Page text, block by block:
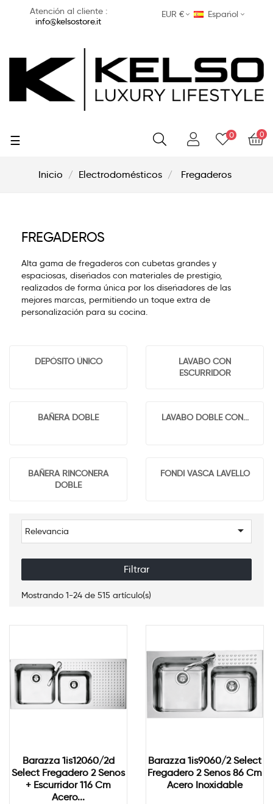
Atención al cliente :
info@kelsostore.it
EUR € Español
0
0
Navegación
☰
Inicio Electrodomésticos Fregaderos
FREGADEROS
Alta gama de fregaderos con cubetas grandes y
espaciosas, diseñados con materiales de prestigio,
realizados de forma única por los diseñadores de las
mejores marcas, permitiendo un toque extra de
personalización para su cocina.
DEPÓSITO ÚNICO
LAVABO CON
ESCURRIDOR
BAÑERA DOBLE LAVABO DOBLE CON...
BAÑERA RINCONERA
DOBLE
FONDI VASCA LAVELLO
Relevancia 
Filtrar
Mostrando 1-24 de 515 artículo(s)
Barazza 1is12060/2d
Select Fregadero 2 Senos
+ Escurridor 116 Cm
Acero...
Barazza 1is9060/2 Select
Fregadero 2 Senos 86 Cm
Acero Inoxidable